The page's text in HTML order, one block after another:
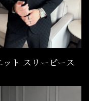
ト スリーピース